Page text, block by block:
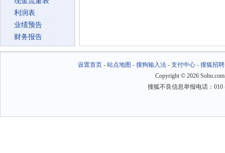
利润表
业绩预告
财务报告
设置首页- 站点地图 - 搜狗输入法- 支付中心- 搜狐招聘
Copyright © 2026
搜狐不良信息举报电话：010